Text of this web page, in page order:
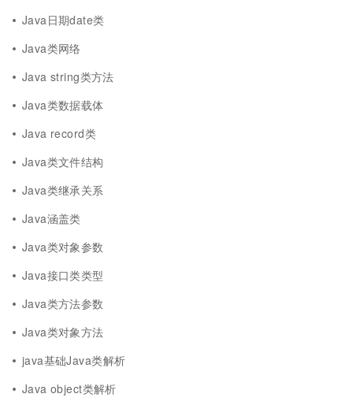
Java日期date类
Java类网络
Java string类方法
Java类数据载体
Java record类
Java类文件结构
Java类继承关系
Java涵盖类
Java类对象参数
Java接口类类型
Java类方法参数
Java类对象方法
java基础Java类解析
Java object类解析